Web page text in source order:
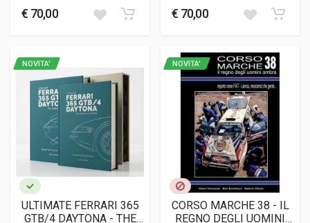
€ 70,00 € 70,00
NOVITA'
ULTIMATE FERRARI 365
GTB/4 DAYTONA - THE
NOVITA'
CORSO MARCHE 38 - IL
REGNO DEGLI UOMINI